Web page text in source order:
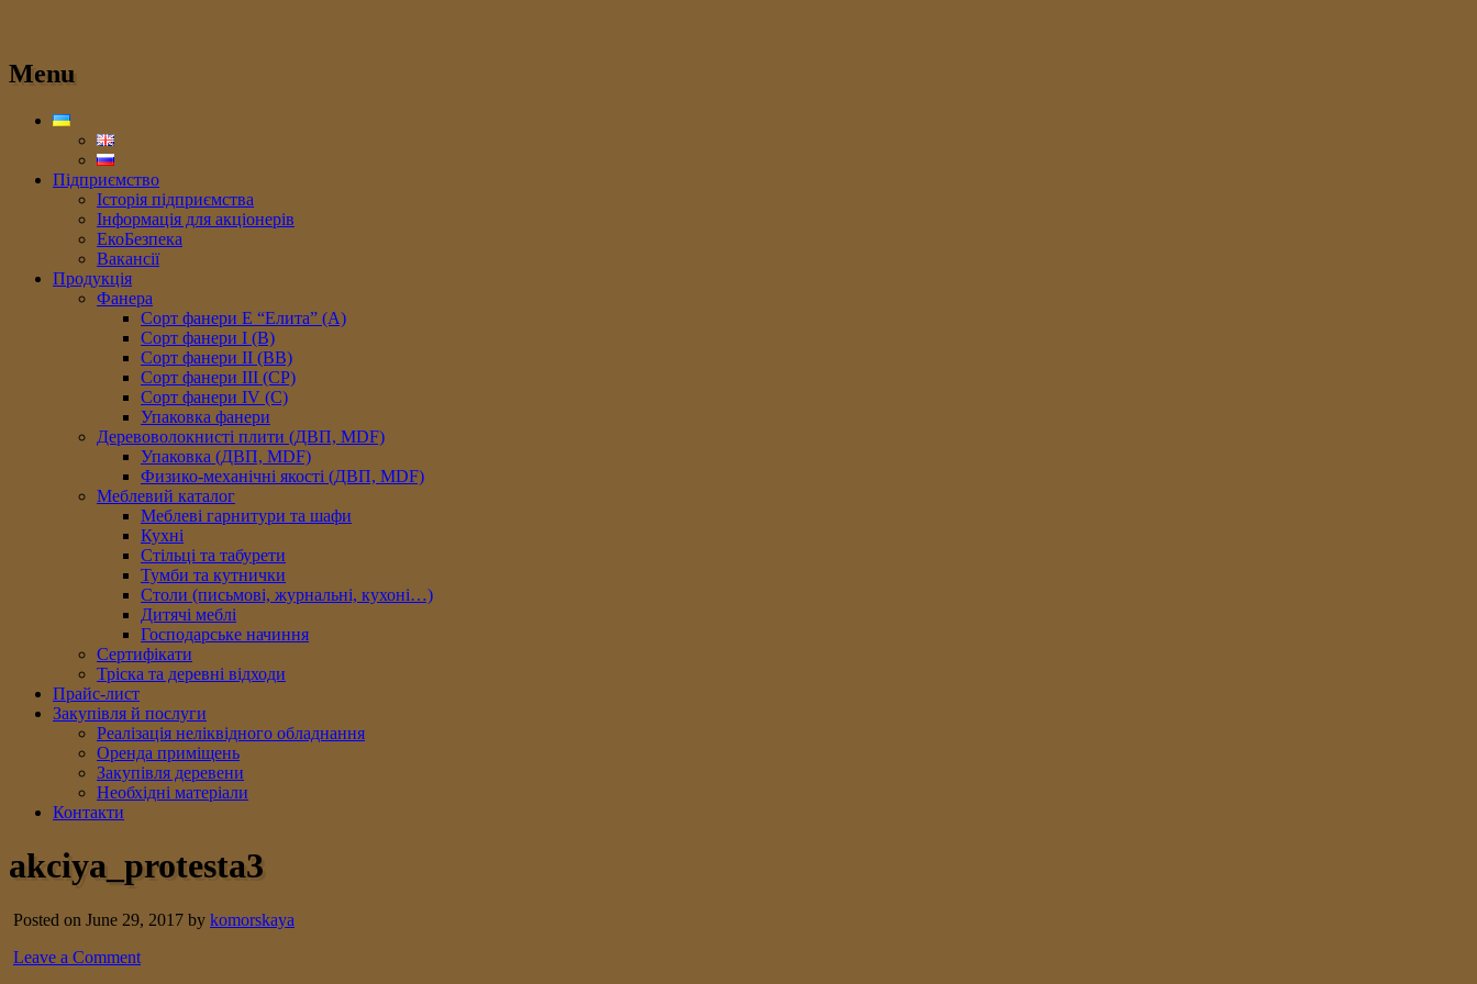
Menu
Підприємство
Історія підприємства
Інформація для акціонерів
ЕкоБезпека
Вакансії
Продукція
Фанера
Сорт фанери E “Елита” (A)
Сорт фанери I (В)
Сорт фанери II (ВB)
Сорт фанери III (CP)
Сорт фанери IV (C)
Упаковка фанери
Деревоволокнисті плити (ДВП, MDF)
Упаковка (ДВП, MDF)
Физико-механічні якості (ДВП, MDF)
Меблевий каталог
Меблеві гарнитури та шафи
Кухні
Стільці та табурети
Тумби та кутнички
Столи (письмові, журнальні, кухоні…)
Дитячі меблі
Господарське начиння
Сертифікати
Тріска та деревні відходи
Прайс-лист
Закупівля й послуги
Реалізація неліквідного обладнання
Оренда приміщень
Закупівля деревени
Необхідні матеріали
Контакти
akciya_protesta3
Posted on June 29, 2017 by komorskaya
Leave a Comment